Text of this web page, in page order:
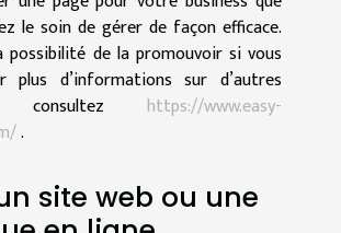
le soin de gérer de façon efficace.
possibilité de la promouvoir si vous
plus d’informations sur d’autres
consultez https://www.easy-
.
site web ou une